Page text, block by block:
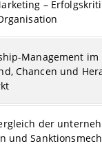
–
Management
Chancen und
der
und